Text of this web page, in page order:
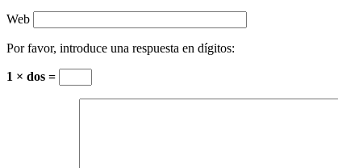
Web
Por favor, introduce una respuesta en dígitos:
1 × dos =